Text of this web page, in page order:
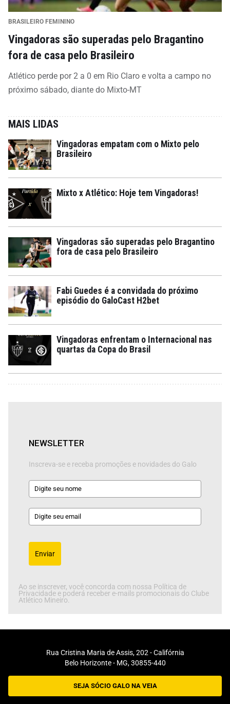
BRASILEIRO FEMININO
Vingadoras são superadas pelo Bragantino
fora de casa pelo Brasileiro
Atlético perde por 2 a 0 em Rio Claro e volta a campo no
próximo sábado, diante do Mixto-MT
MAIS LIDAS
Vingadoras empatam com o Mixto pelo
Brasileiro
Mixto x Atlético: Hoje tem Vingadoras!
Vingadoras são superadas pelo Bragantino
fora de casa pelo Brasileiro
Fabi Guedes é a convidada do próximo
episódio do GaloCast H2bet
Vingadoras enfrentam o Internacional nas
quartas da Copa do Brasil
NEWSLETTER
Inscreva-se e receba promoções e novidades do Galo
Enviar
Ao se inscrever, você concorda com nossa Política de
Privacidade e poderá receber e-mails promocionais do Clube
Atlético Mineiro.
Rua Cristina Maria de Assis, 202 - Califórnia
Belo Horizonte - MG, 30855-440
SEJA SÓCIO GALO NA VEIA